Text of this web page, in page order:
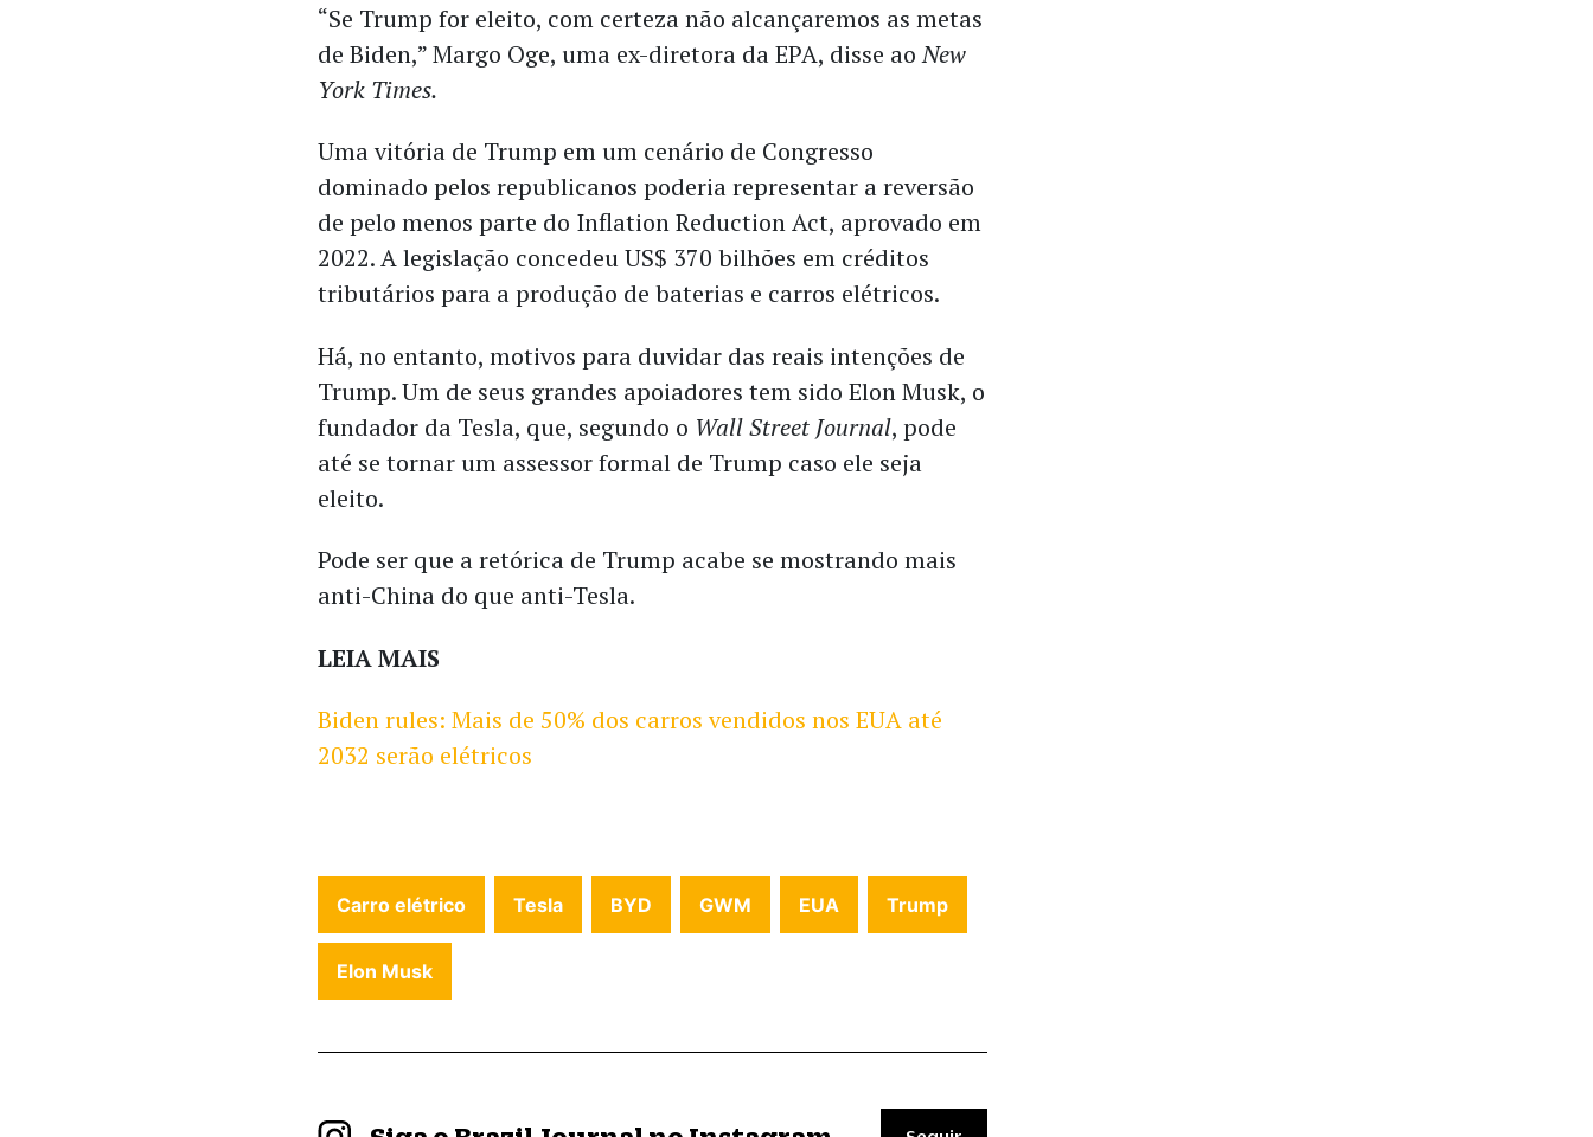
“Se Trump for eleito, com certeza não alcançaremos as metas
de Biden,” Margo Oge, uma ex-diretora da EPA, disse aoNew
York Times.
Uma vitória de Trump em um cenário de Congresso
dominado pelos republicanos poderia representar a reversão
de pelo menos parte do Inflation Reduction Act, aprovado em
2022. A legislação concedeu US$ 370 bilhões em créditos
tributários para a produção de baterias e carros elétricos.
Há, no entanto, motivos para duvidar das reais intenções de
Trump. Um de seus grandes apoiadores tem sido Elon Musk, o
fundador da Tesla, que, segundo o Wall Street Journal, pode
até se tornar um assessor formal de Trump caso ele seja
eleito.
Pode ser que a retórica de Trump acabe se mostrando mais
anti-China do que anti-Tesla.
LEIA MAIS
Biden rules: Mais de 50% dos carros vendidos nos EUA até
2032 serão elétricos
Carro elétrico Tesla BYD GWM EUA Trump
Elon Musk